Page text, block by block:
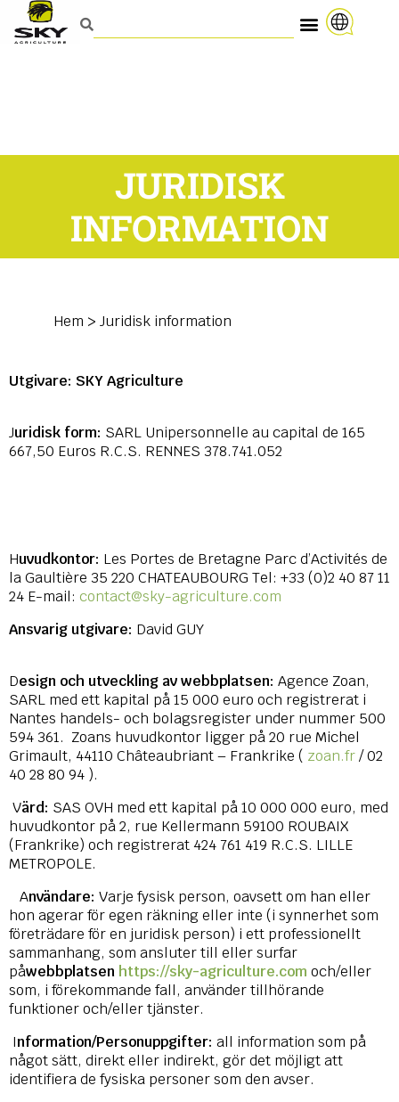
JURIDISK
INFORMATION
Hem > Juridisk information
Utgivare: SKY Agriculture
Juridisk form: SARL Unipersonnelle au capital de 165
667,50 Euros R.C.S. RENNES 378.741.052
Huvudkontor: Les Portes de Bretagne Parc d’Activités de
la Gaultière 35 220 CHATEAUBOURG Tel: +33 (0)2 40 87 11
24 E-mail: contact@sky-agriculture.com
Ansvarig utgivare: David GUY
Design och utveckling av webbplatsen: Agence Zoan,
SARL med ett kapital på 15 000 euro och registrerat i
Nantes handels- och bolagsregister under nummer 500
594 361. Zoans huvudkontor ligger på 20 rue Michel
Grimault, 44110 Châteaubriant – Frankrike ( zoan.fr/ 02
40 28 80 94 ).
Värd: SAS OVH med ett kapital på 10 000 000 euro, med
huvudkontor på 2, rue Kellermann 59100 ROUBAIX
(Frankrike) och registrerat 424 761 419 R.C.S. LILLE
METROPOLE.
Användare: Varje fysisk person, oavsett om han eller
hon agerar för egen räkning eller inte (i synnerhet som
företrädare för en juridisk person) i ett professionellt
sammanhang, som ansluter till eller surfar
påwebbplatsen https://sky-agriculture.com och/eller
som, i förekommande fall, använder tillhörande
funktioner och/eller tjänster.
Information/Personuppgifter: all information som på
något sätt, direkt eller indirekt, gör det möjligt att
identifiera de fysiska personer som den avser.